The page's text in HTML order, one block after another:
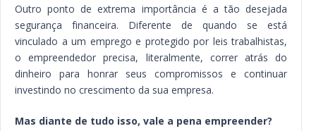
Outro ponto de extrema importância é a tão desejada
segurança financeira. Diferente de quando se está
vinculado a um emprego e protegido por leis trabalhistas,
o empreendedor precisa, literalmente, correr atrás do
dinheiro para honrar seus compromissos e continuar
investindo no crescimento da sua empresa.
Mas diante de tudo isso, vale a pena empreender?